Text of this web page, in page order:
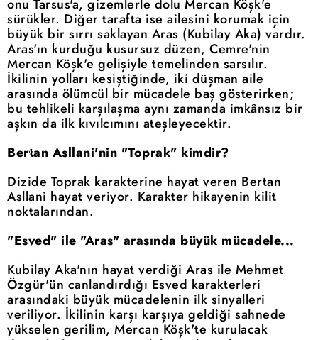
onu Tarsus'a, gizemlerle dolu Mercan Köşk'e
sürükler. Diğer tarafta ise ailesini korumak için
büyük bir sırrı saklayan Aras (Kubilay Aka) vardır.
Aras'ın kurduğu kusursuz düzen, Cemre'nin
Mercan Köşk'e gelişiyle temelinden sarsılır.
İkilinin yolları kesiştiğinde, iki düşman aile
arasında ölümcül bir mücadele baş gösterirken;
bu tehlikeli karşılaşma aynı zamanda imkânsız bir
aşkın da ilk kıvılcımını ateşleyecektir.
Bertan Asllani'nin "Toprak" kimdir?
Dizide Toprak karakterine hayat veren Bertan
Asllani hayat veriyor. Karakter hikayenin kilit
noktalarından.
"Esved" ile "Aras" arasında büyük mücadele...
Kubilay Aka'nın hayat verdiği Aras ile Mehmet
Özgür'ün canlandırdığı Esved karakterleri
arasındaki büyük mücadelenin ilk sinyalleri
veriliyor. İkilinin karşı karşıya geldiği sahnede
yükselen gerilim, Mercan Köşk'te kurulacak